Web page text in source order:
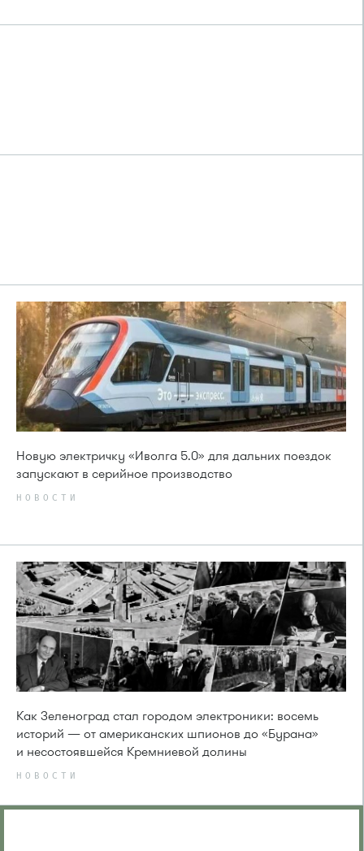
Новую электричку «Иволга 5.0» для дальних поездок
запускают в серийное производство
НОВОСТИ
Как Зеленоград стал городом электроники: восемь
историй — от американских шпионов до «Бурана»
и несостоявшейся Кремниевой долины
НОВОСТИ